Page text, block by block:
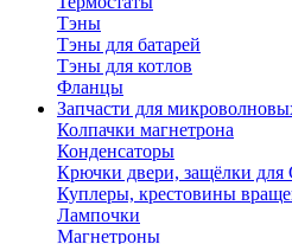
Тэны
Тэны для батарей
Тэны для котлов
Фланцы
Запчасти для
Колпачки магнетрона
Конденсаторы
Крючки двери, защёлки
Куплеры, крестовины
Лампочки
Магнетроны